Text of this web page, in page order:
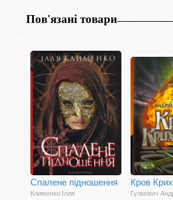
Пов'язані товари
Спалене підношення
Клименко Ілля
Кров
Гулкевич